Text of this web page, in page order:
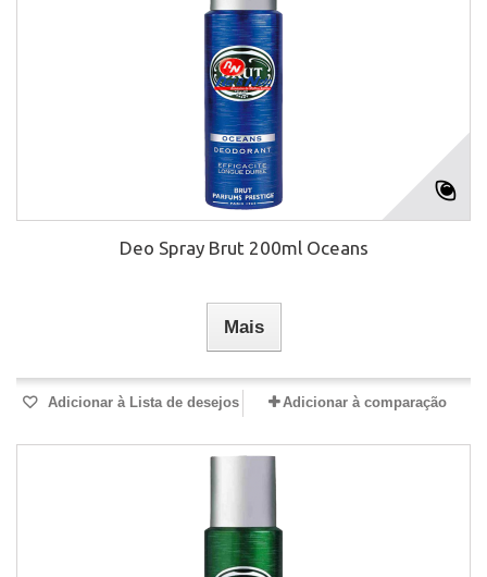
Deo Spray Brut 200ml Oceans
Mais
Adicionar à Lista de desejos Adicionar à comparação